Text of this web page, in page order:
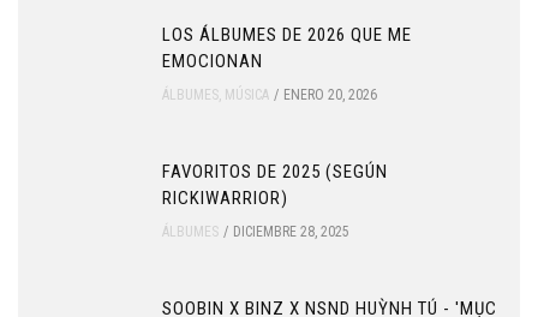
LOS ÁLBUMES DE 2026 QUE ME
EMOCIONAN
ÁLBUMES, MÚSICA ENERO 20, 2026
FAVORITOS DE 2025 (SEGÚN
RICKIWARRIOR)
ÁLBUMES DICIEMBRE 28, 2025
SOOBIN X BINZ X NSND HUỲNH TÚ - 'MỤC